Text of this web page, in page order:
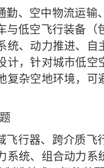
勤、空中物流运
与低空飞行装备（
统、动力推进、
计，针对城市低
复杂空地环境，
飞行器、跨介质
系统、组合动力